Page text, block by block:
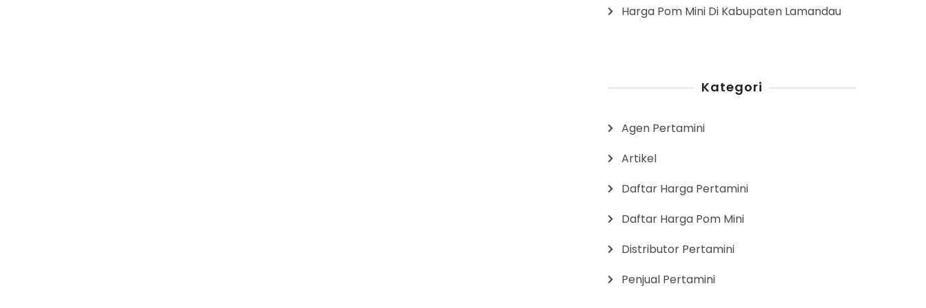
Harga Pom Mini Di Kabupaten Lamandau
Kategori
Agen Pertamini
Artikel
Daftar Harga Pertamini
Daftar Harga Pom Mini
Distributor Pertamini
Penjual Pertamini